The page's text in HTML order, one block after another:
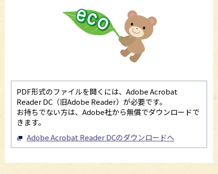
PDF形式のファイルを開くには、Adobe Acrobat
Reader DC（旧Adobe Reader）が必要です。
お持ちでない方は、Adobe社から無償でダウンロードで
きます。
Adobe Acrobat Reader DCのダウンロードへ